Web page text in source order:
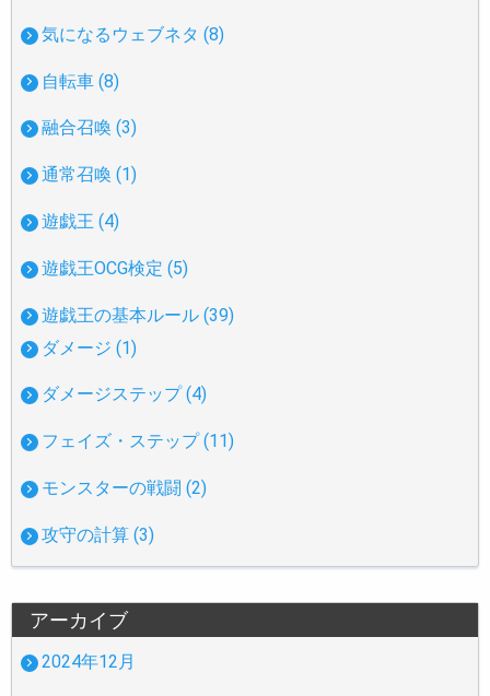
気になるウェブネタ (8)
自転車 (8)
融合召喚 (3)
通常召喚 (1)
遊戯王 (4)
遊戯王OCG検定 (5)
遊戯王の基本ルール (39)
ダメージ (1)
ダメージステップ (4)
フェイズ・ステップ (11)
モンスターの戦闘 (2)
攻守の計算 (3)
アーカイブ
2024年12月